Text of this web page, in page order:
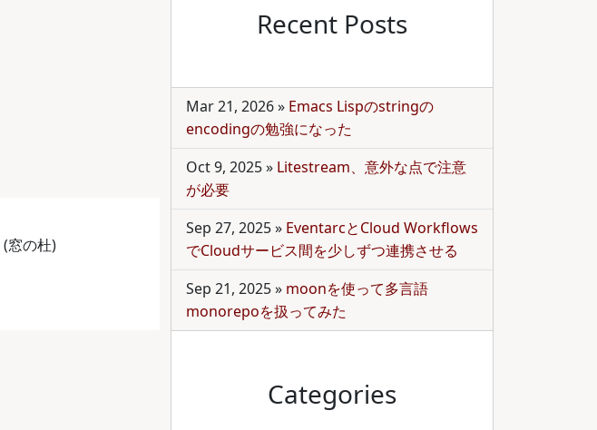
(窓の杜)
Recent Posts
Mar 21, 2026» Emacs Lispのstringの
encodingの勉強になった
Oct 9, 2025» Litestream、意外な点で注意
が必要
Sep 27, 2025» EventarcとCloud Workflows
でCloudサービス間を少しずつ連携させる
Sep 21, 2025» moonを使って多言語
monorepoを扱ってみた
Categories